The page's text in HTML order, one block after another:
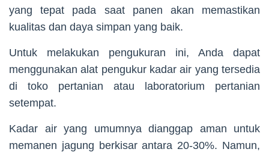
yang tepat pada saat panen akan memastikan
kualitas dan daya simpan yang baik.
Untuk melakukan pengukuran ini, Anda dapat
menggunakan alat pengukur kadar air yang tersedia
di toko pertanian atau laboratorium pertanian
setempat.
Kadar air yang umumnya dianggap aman untuk
memanen jagung berkisar antara 20-30%. Namun,